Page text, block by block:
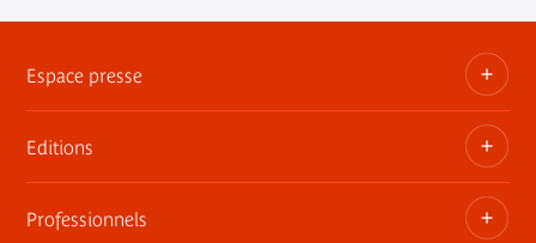
Espace presse
Dossiers, communiqués, bandes annonces
Contact presse
Editions
Les publications du musée
Professionnels